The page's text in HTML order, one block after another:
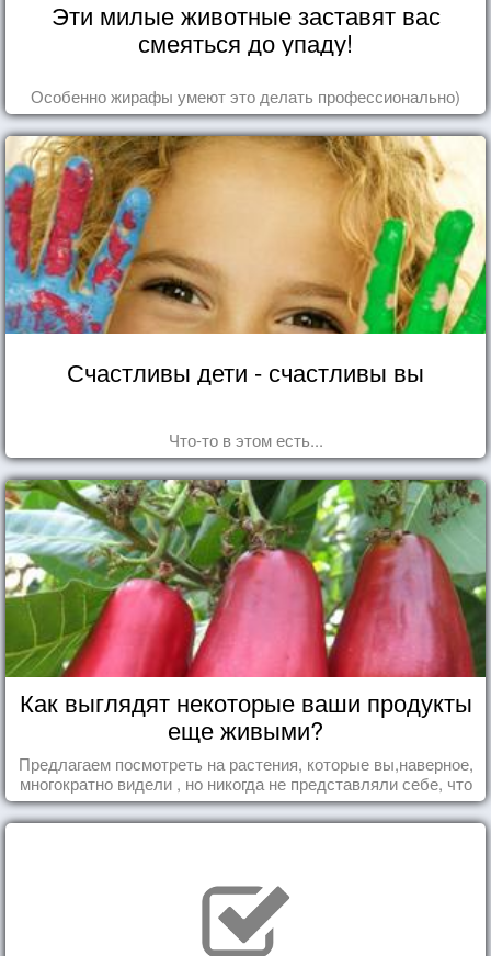
Эти милые животные заставят вас
смеяться до упаду!
Особенно жирафы умеют это делать профессионально)
Счастливы дети - счастливы вы
Что-то в этом есть...
Как выглядят некоторые ваши продукты
еще живыми?
Предлагаем посмотреть на растения, которые вы,наверное,
многократно видели , но никогда не представляли себе, что
употребляете их в пищу.